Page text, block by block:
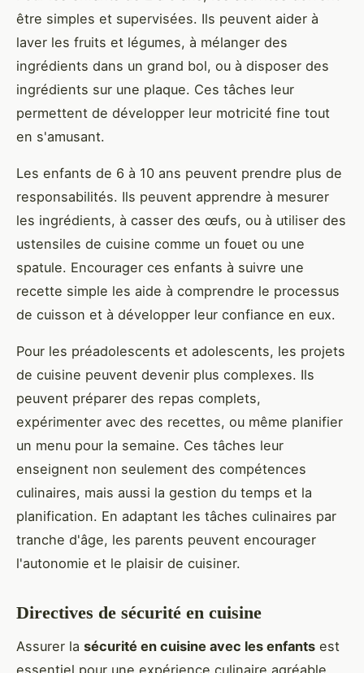
être simples et supervisées. Ils peuvent aider à
laver les fruits et légumes, à mélanger des
ingrédients dans un grand bol, ou à disposer des
ingrédients sur une plaque. Ces tâches leur
permettent de développer leur motricité fine tout
en s'amusant.
Les enfants de 6 à 10 ans peuvent prendre plus de
responsabilités. Ils peuvent apprendre à mesurer
les ingrédients, à casser des œufs, ou à utiliser des
ustensiles de cuisine comme un fouet ou une
spatule. Encourager ces enfants à suivre une
recette simple les aide à comprendre le processus
de cuisson et à développer leur confiance en eux.
Pour les préadolescents et adolescents, les projets
de cuisine peuvent devenir plus complexes. Ils
peuvent préparer des repas complets,
expérimenter avec des recettes, ou même planifier
un menu pour la semaine. Ces tâches leur
enseignent non seulement des compétences
culinaires, mais aussi la gestion du temps et la
planification. En adaptant les tâches culinaires par
tranche d'âge, les parents peuvent encourager
l'autonomie et le plaisir de cuisiner.
Directives de sécurité en cuisine
Assurer la sécurité en cuisine avec les enfants est